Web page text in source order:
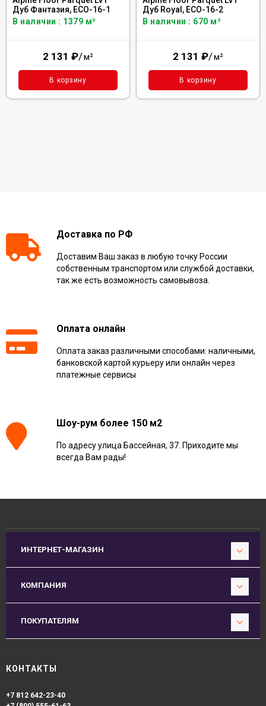
Дуб Фантазия, ECO-16-1
В наличии : 1379 м²
2 131 ₽/м²
В корзину
Дуб Royal, ECO-16-2
В наличии : 670 м²
2 131 ₽/м²
В корзину
Доставка по РФ
Доставим Ваш заказ в любую точку России
собственным транспортом или службой доставки,
так же есть возможность самовывоза.
Оплата онлайн
Оплата заказ различными способами: наличными,
банковской картой курьеру или онлайн через
платежные сервисы
Шоу-рум более 150 м2
По адресу улица Бассейная, 37. Приходите мы
всегда Вам рады!
ИНТЕРНЕТ-МАГАЗИН
КОМПАНИЯ
ПОКУПАТЕЛЯМ
КОНТАКТЫ
+7 812 642-23-40